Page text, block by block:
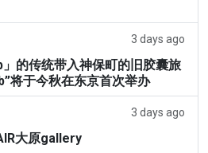
3 days ago
的传统带入神保町的旧胶囊旅
将于今秋在东京首次举办
3 days ago
大原gallery